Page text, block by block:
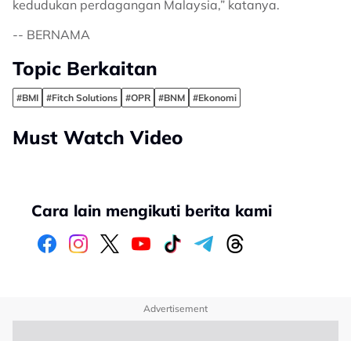
kedudukan perdagangan Malaysia,” katanya.
-- BERNAMA
Topic Berkaitan
#BMI #Fitch Solutions #OPR #BNM #Ekonomi
Must Watch Video
Cara lain mengikuti berita kami
Advertisement